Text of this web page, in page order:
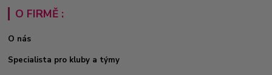
O FIRMĚ :
O nás
Specialista pro kluby a týmy